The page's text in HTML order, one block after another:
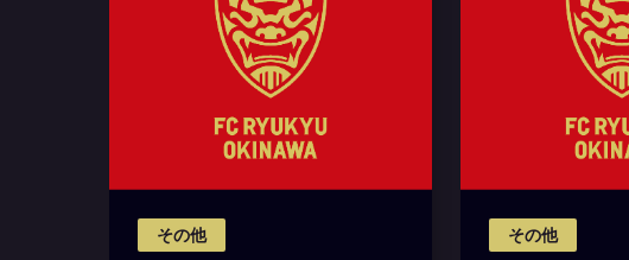
その他
その他